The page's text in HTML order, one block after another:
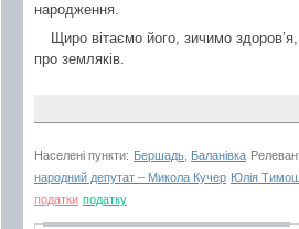
народження.
Щиро вітаємо його, зичимо здоров’я,
про земляків.
Населені пункти: Бершадь Баланівка
народний депутат – Микола Кучер Юлія
податки податку